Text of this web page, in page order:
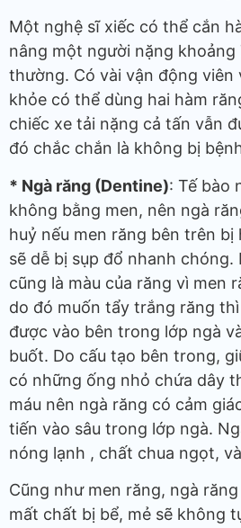
Một nghệ sĩ xiếc có thể cắn
nâng một người nặng khoảng
thường. Có vài vận động viên
khỏe có thể dùng hai hàm
chiếc xe tải nặng cả tấn vẫn
đó chắc chắn là không bị
* Ngà răng (Dentine): Tế bào
không bằng men, nên ngà
huỷ nếu men răng bên trên
sẽ dễ bị sụp đổ nhanh chóng.
cũng là màu của răng vì men
do đó muốn tẩy trắng răng
được vào bên trong lớp ngà
buốt. Do cấu tạo bên trong,
có những ống nhỏ chứa dây
máu nên ngà răng có cảm
tiến vào sâu trong lớp ngà.
nóng lạnh , chất chua ngọt,
Cũng như men răng, ngà
mất chất bị bể, mẻ sẽ không